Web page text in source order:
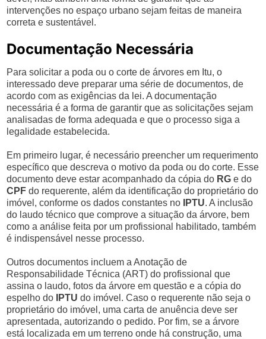
intervenções no espaço urbano sejam feitas de maneira
correta e sustentável.
Documentação Necessária
Para solicitar a poda ou o corte de árvores em Itu, o
interessado deve preparar uma série de documentos, de
acordo com as exigências da lei. A documentação
necessária é a forma de garantir que as solicitações sejam
analisadas de forma adequada e que o processo siga a
legalidade estabelecida.
Em primeiro lugar, é necessário preencher um requerimento
específico que descreva o motivo da poda ou do corte. Esse
documento deve estar acompanhado da cópia do RG e do
CPF do requerente, além da identificação do proprietário do
imóvel, conforme os dados constantes no
IPTU. A inclusão
do laudo técnico que comprove a situação da árvore, bem
como a análise feita por um profissional habilitado, também
é indispensável nesse processo.
Outros documentos incluem a Anotação de
Responsabilidade Técnica (ART) do profissional que
assina o laudo, fotos da árvore em questão e a cópia do
espelho do
IPTU do imóvel. Caso o requerente não seja o
proprietário do imóvel, uma carta de anuência deve ser
apresentada, autorizando o pedido. Por fim, se a árvore
está localizada em um terreno onde há construção, uma